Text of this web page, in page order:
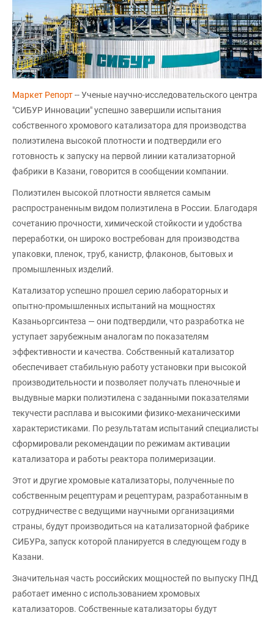
Маркет Репорт-- Ученые научно-исследовательского центра
"СИБУР Инновации" успешно завершили испытания
собственного хромового катализатора для производства
полиэтилена высокой плотности и подтвердили его
готовность к запуску на первой линии катализаторной
фабрики в Казани, говорится в сообщении компании.
Полиэтилен высокой плотности является самым
распространенным видом полиэтилена в России. Благодаря
сочетанию прочности, химической стойкости и удобства
переработки, он широко востребован для производства
упаковки, пленок, труб, канистр, флаконов, бытовых и
промышленных изделий.
Катализатор успешно прошел серию лабораторных и
опытно-промышленных испытаний на мощностях
Казаньоргсинтеза — они подтвердили, что разработка не
уступает зарубежным аналогам по показателям
эффективности и качества. Собственный катализатор
обеспечивает стабильную работу установки при высокой
производительности и позволяет получать пленочные и
выдувные марки полиэтилена с заданными показателями
текучести расплава и высокими физико-механическими
характеристиками. По результатам испытаний специалисты
сформировали рекомендации по режимам активации
катализатора и работы реактора полимеризации.
Этот и другие хромовые катализаторы, полученные по
собственным рецептурам и рецептурам, разработанным в
сотрудничестве с ведущими научными организациями
страны, будут производиться на катализаторной фабрике
СИБУРа, запуск которой планируется в следующем году в
Казани.
Значительная часть российских мощностей по выпуску ПНД
работает именно с использованием хромовых
катализаторов. Собственные катализаторы будут